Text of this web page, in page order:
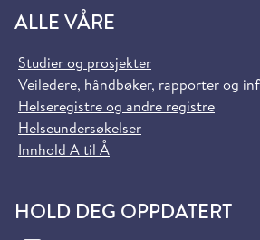
ALLE VÅRE
Studier og prosjekter
Veiledere, håndbøker, rapporter og
Helseregistre og andre registre
Helseundersøkelser
Innhold A til Å
HOLD DEG OPPDATERT